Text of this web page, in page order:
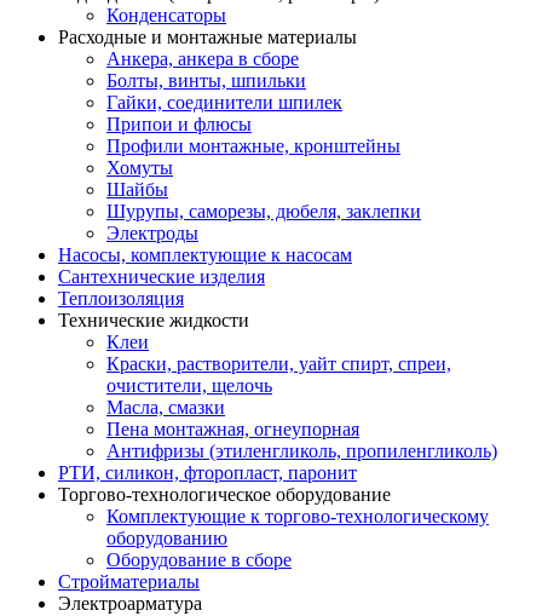
Конденсаторы
Расходные и монтажные материалы
Анкера, анкера в сборе
Болты, винты, шпильки
Гайки, соединители шпилек
Припои и флюсы
Профили монтажные, кронштейны
Хомуты
Шайбы
Шурупы, саморезы, дюбеля, заклепки
Электроды
Насосы, комплектующие к насосам
Сантехнические изделия
Теплоизоляция
Технические жидкости
Клеи
Краски, растворители, уайт спирт, спреи,
очистители, щелочь
Масла, смазки
Пена монтажная, огнеупорная
Антифризы (этиленгликоль, пропиленгликоль)
РТИ, силикон, фторопласт, паронит
Торгово-технологическое оборудование
Комплектующие к торгово-технологическому
оборудованию
Оборудование в сборе
Стройматериалы
Электроарматура